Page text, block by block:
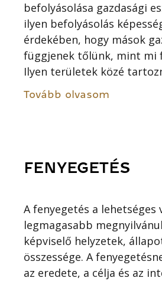
befolyásolása gazdasági
ilyen befolyásolás
érdekében, hogy mások
függjenek tőlünk, mint mi
Ilyen területek közé
Tovább olvasom
FENYEGETÉS
A fenyegetés a lehetséges
legmagasabb
képviselő helyzetek,
összessége. A
az eredete, a célja és az